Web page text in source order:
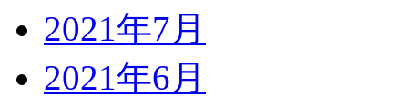
2021年7月
2021年6月